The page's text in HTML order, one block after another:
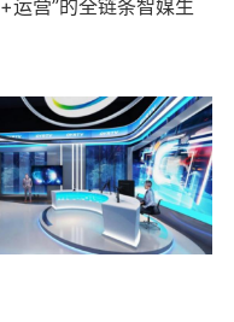
运营”的全链条智媒生